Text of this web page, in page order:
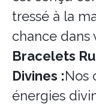
tressé à la
chance dans
Bracelets
Divines :Nos
énergies